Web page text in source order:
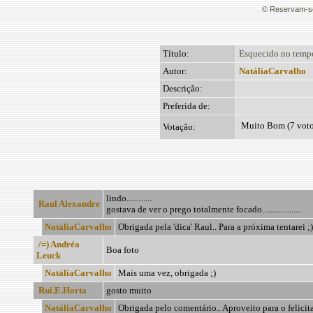
© Reservam-
Título:
Esquecido no
Autor:
NatáliaCarvalho
Descrição:
Preferida de:
Votação:
Muito Bom (7
Raul Alexandre
lindo............
gostava de ver o prego totalmente focado...................
NatáliaCarvalho
Obrigada pela 'dica' Raul.. Para a próxima tentarei ;)
/=) Andréa
Leuck
Boa foto
NatáliaCarvalho
Mais uma vez, obrigada ;)
Rui.E.Horta
gosto muito
NatáliaCarvalho
Obrigada pelo comentário.. Aproveito para o